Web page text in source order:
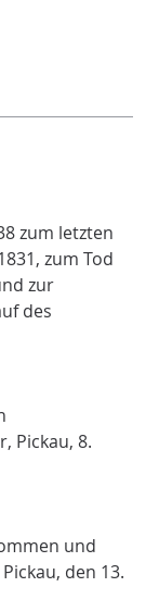
zum letzten
zum Tod
zur
des
Pickau, 8.
und
den 13.